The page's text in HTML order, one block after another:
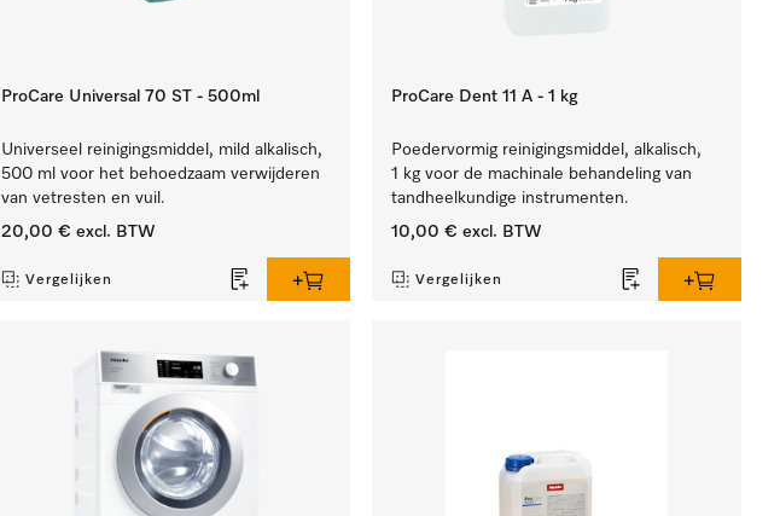
ProCare Universal 70 ST - 500ml
Universeel reinigingsmiddel, mild alkalisch,
500 ml voor het behoedzaam verwijderen
van vetresten en vuil.
20,00 € excl. BTW
Vergelijken
ProCare Dent 11 A - 1 kg
Poedervormig reinigingsmiddel, alkalisch,
1 kg voor de machinale behandeling van
tandheelkundige instrumenten.
10,00 € excl. BTW
Vergelijken